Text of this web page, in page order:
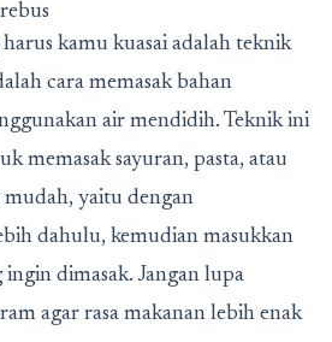
kamu kuasai adalah teknik
cara memasak bahan
air mendidih. Teknik ini
memasak sayuran, pasta, atau
mudah, yaitu dengan
dahulu, kemudian masukkan
dimasak. Jangan lupa
agar rasa makanan lebih enak